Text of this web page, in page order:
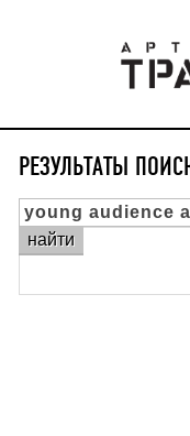
РЕЗУЛЬТАТЫ